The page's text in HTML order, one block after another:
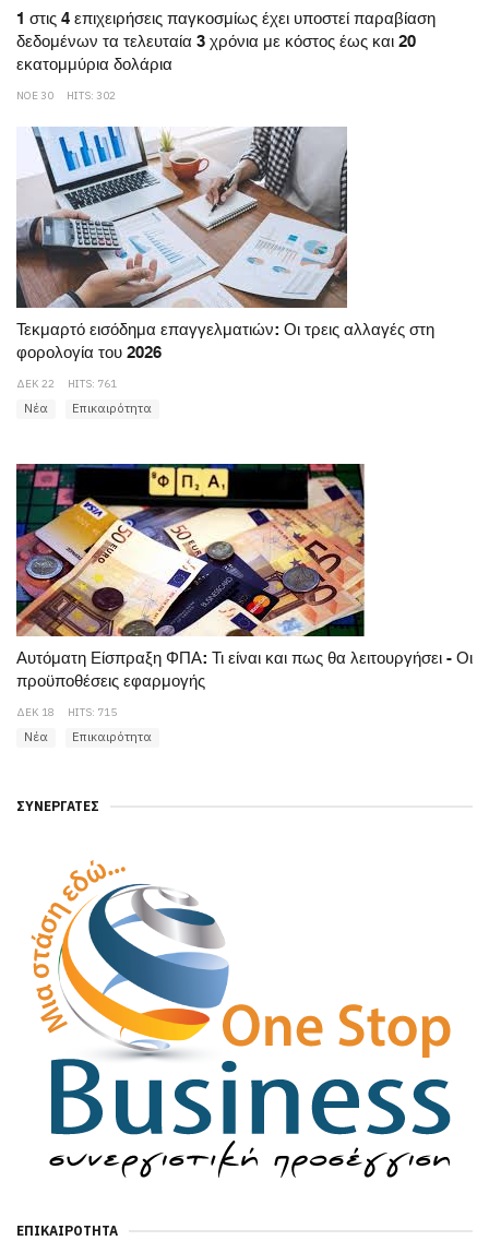
1 στις 4 επιχειρήσεις παγκοσμίως έχει υποστεί παραβίαση
δεδομένων τα τελευταία 3 χρόνια με κόστος έως και 20
εκατομμύρια δολάρια
ΝΟΕ 30 HITS: 302
Τεκμαρτό εισόδημα επαγγελματιών: Οι τρεις αλλαγές στη
φορολογία του 2026
ΔΕΚ 22 HITS: 761
Νέα Επικαιρότητα
Αυτόματη Είσπραξη ΦΠΑ: Τι είναι και πως θα λειτουργήσει - Οι
προϋποθέσεις εφαρμογής
ΔΕΚ 18 HITS: 715
Νέα Επικαιρότητα
ΣΥΝΕΡΓΆΤΕΣ
ΕΠΙΚΑΙΡΌΤΗΤΑ